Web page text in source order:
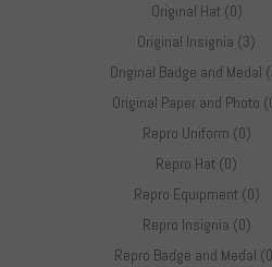
Original Hat (0)
Original Insignia (3)
Original Badge and Medal
Original Paper and Photo
Repro Uniform (0)
Repro Hat (0)
Repro Equipment (0)
Repro Insignia (0)
Repro Badge and Medal